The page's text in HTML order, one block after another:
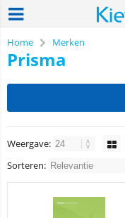
Home Merken
Prisma
Weergave:
Sorteren: